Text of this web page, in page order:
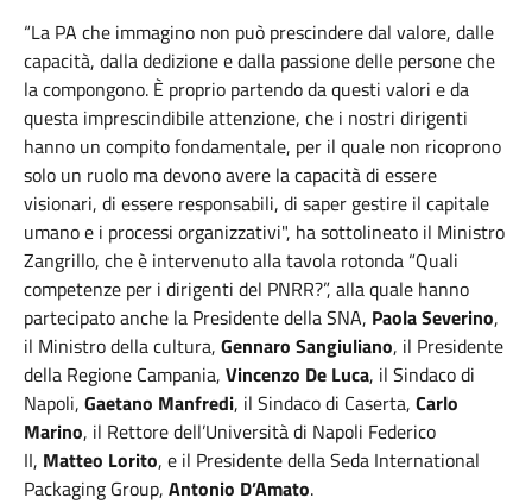
“La PA che immagino non può prescindere dal valore, dalle
capacità, dalla dedizione e dalla passione delle persone che
la compongono. È proprio partendo da questi valori e da
questa imprescindibile attenzione, che i nostri dirigenti
hanno un compito fondamentale, per il quale non ricoprono
solo un ruolo ma devono avere la capacità di essere
visionari, di essere responsabili, di saper gestire il capitale
umano e i processi organizzativi", ha sottolineato il Ministro
Zangrillo, che è intervenuto alla tavola rotonda “Quali
competenze per i dirigenti del PNRR?”, alla quale hanno
partecipato anche la Presidente della SNA, Paola Severino,
il Ministro della cultura, Gennaro Sangiuliano, il Presidente
della Regione Campania, Vincenzo De Luca, il Sindaco di
Napoli, Gaetano Manfredi, il Sindaco di Caserta, Carlo
Marino, il Rettore dell’Università di Napoli Federico
II, Matteo Lorito, e il Presidente della Seda International
Packaging Group, Antonio D’Amato.